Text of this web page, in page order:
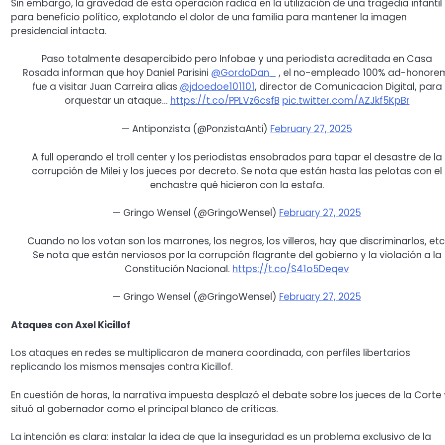
Sin embargo, la gravedad de esta operación radica en la utilización de una tragedia infantil
para beneficio político, explotando el dolor de una familia para mantener la imagen
presidencial intacta.
Paso totalmente desapercibido pero Infobae y una periodista acreditada en Casa
Rosada informan que hoy Daniel Parisini @GordoDan_, el no-empleado 100% ad-
fue a visitar Juan Carreira alias@jdoedoe101101, director de Comunicacion Digital, para
orquestar un ataque…https://t.co/PPLVz6csfB pic.twitter.com/AZJkf5KpBr
— Antiponzista (@PonzistaAnti) February 27, 2025
A full operando el troll center y los periodistas ensobrados para tapar el desastre de la
corrupción de Milei y los jueces por decreto. Se nota que están hasta las pelotas con el
enchastre qué hicieron con la estafa.
— Gringo Wensel (@GringoWensel) February 27, 2025
Cuando no los votan son los marrones, los negros, los villeros, hay que discriminarlos,
Se nota que están nerviosos por la corrupción flagrante del gobierno y la violación a la
Constitución Nacional. https://t.co/S41o5Deqev
— Gringo Wensel (@GringoWensel) February 27, 2025
Ataques con Axel Kicillof
Los ataques en redes se multiplicaron de manera coordinada, con perfiles libertarios
replicando los mismos mensajes contra Kicillof.
En cuestión de horas, la narrativa impuesta desplazó el debate sobre los jueces de la Corte
situó al gobernador como el principal blanco de críticas.
La intención es clara: instalar la idea de que la inseguridad es un problema exclusivo de la